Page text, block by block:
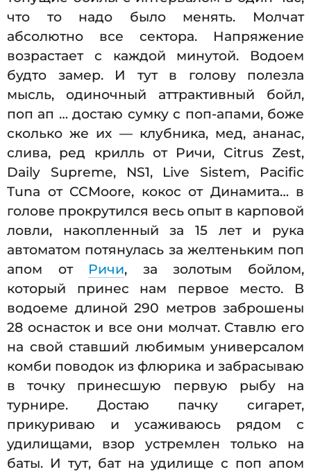
что то надо было менять. Молчат
абсолютно все сектора. Напряжение
возрастает с каждой минутой. Водоем
будто замер. И тут в голову полезла
мысль, одиночный аттрактивный бойл,
поп ап … достаю сумку с поп-апами, боже
сколько же их — клубника, мед, ананас,
слива, ред крилль от Ричи, Citrus Zest,
Daily Supreme, NS1, Live Sistem, Pacific
Tuna от CCMoore, кокос от Динамита… в
голове прокрутился весь опыт в карповой
ловли, накопленный за 15 лет и рука
автоматом потянулась за желтеньким поп
апом от Ричи, за золотым бойлом,
который принес нам первое место. В
водоеме длиной 290 метров заброшены
28 оснасток и все они молчат. Ставлю его
на свой ставший любимым универсалом
комби поводок из флюрика и забрасываю
в точку принесшую первую рыбу на
турнире. Достаю пачку сигарет,
прикуриваю и усаживаюсь рядом с
удилищами, взор устремлен только на
баты. И тут, бат на удилище с поп апом